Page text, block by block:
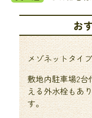
お
メゾネットタイ
敷地内駐車場2
える外水栓もあ
す。